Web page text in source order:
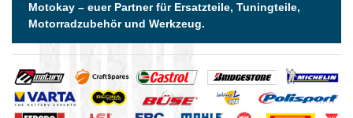
Motokay – euer Partner für Ersatzteile, Tuningteile,
Motorradzubehör und Werkzeug.